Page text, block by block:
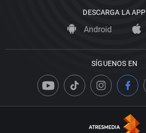
DESCARGA LA APP
Android
SÍGUENOS EN